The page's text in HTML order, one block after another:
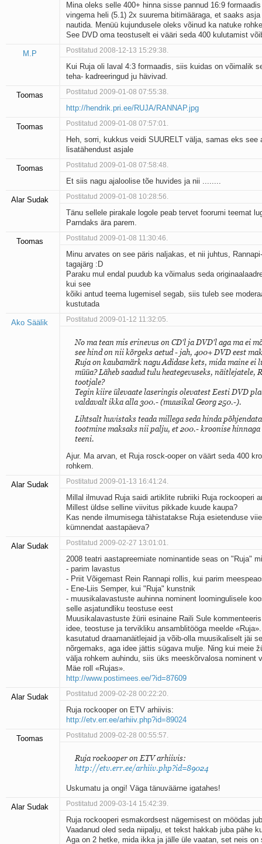
Mina oleks selle 400+ hinna sisse pannud 16:9
vingema heli (5.1) 2x suurema bitimääraga, et saaks
nautida. Menüü kujundusele oleks võinud ka natuke
See DVD oma teostuselt ei vääri seda 400 kulutamist
M.P Postitatud 2008-12-13 15:29:38.
Kui Ruja oli laval 4:3 formaadis, siis kuidas on võimalik
teha- kadreeringud ju hävivad.
Toomas Postitatud 2009-01-08 07:55:38.
http://hendrik.pri.ee/RUJA/RANNAP.jpg
Toomas Postitatud 2009-01-08 07:57:01.
Heh, sorri, kukkus veidi SUURELT välja, samas eks see
lisatähendust asjale
Toomas Postitatud 2009-01-08 07:58:48.
Et siis nagu ajaloolise tõe huvides ja nii ........
Alar Sudak Postitatud 2009-01-08 10:28:56.
Tänu sellele pirakale logole peab tervet foorumi teemat
Parndaks ära parem.
Toomas Postitatud 2009-01-08 11:30:46.
Minu arvates on see päris naljakas, et nii juhtus,
tagajärg :D
Paraku mul endal puudub ka võimalus seda
kui see
kõiki antud teema lugemisel segab, siis tuleb see
kustutada
Ako Säälik Postitatud 2009-01-12 11:32:05.
No ma tean mis erinevus on CD'l ja DVD'l aga ma ei
see hind on nii kõrgeks aetud - jah, 400+ DVD eest
Ruja on kaubamärk nagu Adidase kets, mida maine ei
müüa? Läheb saadud tulu heategevuseks, näitlejatele,
tootjale?
Tegin kiire ülevaate laseringis olevatest Eesti DVD
valdavalt ikka alla 300.- (muusikal Georg 250.-).
Lihtsalt huvistaks teada millega seda hinda
tootmine maksaks nii palju, et 200.- kroonise hinnaga
teeni.
Ajur. Ma arvan, et Ruja rosck-ooper on väärt seda 400
rohkem.
Alar Sudak Postitatud 2009-01-13 16:41:24.
Millal ilmuvad Ruja saidi artiklite rubriiki Ruja rockooperi
Millest üldse selline viivitus pikkade kuude kaupa?
Kas nende ilmumisega tähistatakse Ruja esietenduse
kümnendat aastapäeva?
Alar Sudak Postitatud 2009-02-27 13:01:01.
2008 teatri aastapreemiate nominantide seas on "Ruja"
- parim lavastus
- Priit Võigemast Rein Rannapi rollis, kui parim
- Ene-Liis Semper, kui "Ruja" kunstnik
- muusikalavastuste auhinna nominent loomingulisele
selle asjatundliku teostuse eest
Muusikalavastuste žürii esinaine Raili Sule
idee, teostuse ja tervikliku ansamblitööga meelde
kasutatud draamanäitlejaid ja võib-olla muusikaliselt jäi
nõrgemaks, aga idee jättis sügava mulje. Ning kui meie
välja rohkem auhindu, siis üks mees­kõrvalosa nominent
Mäe roll «Rujas».
http://www.postimees.ee/?id=87609
Alar Sudak Postitatud 2009-02-28 00:22:20.
Ruja rockooper on ETV arhiivis:
http://etv.err.ee/arhiiv.php?id=89024
Toomas Postitatud 2009-02-28 00:55:57.
Ruja rockooper on ETV arhiivis:
http://etv.err.ee/arhiiv.php?id=89024
Uskumatu ja ongi! Väga tänuväärne igatahes!
Alar Sudak Postitatud 2009-03-14 15:42:39.
Ruja rockooperi esmakordsest nägemisest on möödas
Vaadanud oled seda niipalju, et tekst hakkab juba pähe
Aga on 2 hetke, mida ikka ja jälle üle vaatan, set neis on